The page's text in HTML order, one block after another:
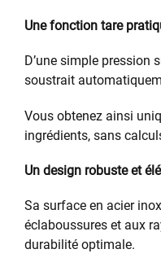
Une fonction tare
D’une simple pression
soustrait
Vous obtenez ainsi
ingrédients, sans
Un design robuste et
Sa surface en acier
éclaboussures et aux
durabilité optimale.